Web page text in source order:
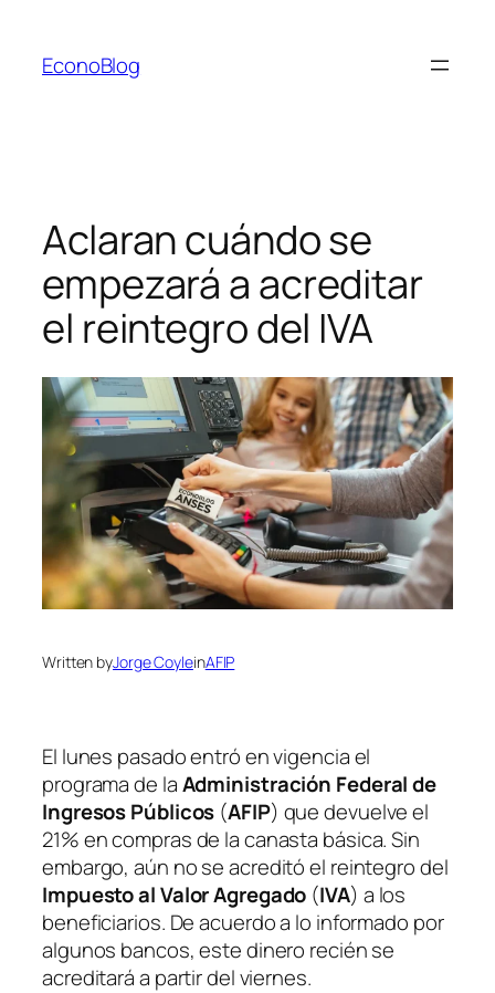
contenido
EconoBlog
Aclaran cuándo se
empezará a acreditar
el reintegro del IVA
Written byJorge CoyleinAFIP
El lunes pasado entró en vigencia el
programa de laAdministración Federal de
Ingresos Públicos (AFIP) que devuelve el
21% en compras de la canasta básica. Sin
embargo, aún no se acreditó el reintegro del
Impuesto al Valor Agregado (IVA) a los
beneficiarios. De acuerdo a lo informado por
algunos bancos, este dinero recién se
acreditará a partir del viernes.